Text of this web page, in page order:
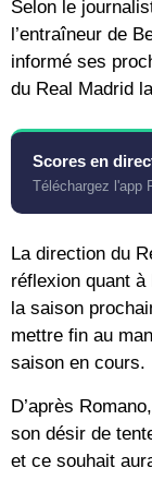
Selon le
l’entraîneur de
informé ses
du Real Madrid
Scores en
Téléchargez l'app
La direction du
réflexion quant à
la saison
mettre fin au
saison en cours.
D’après
son désir de
et ce souhait